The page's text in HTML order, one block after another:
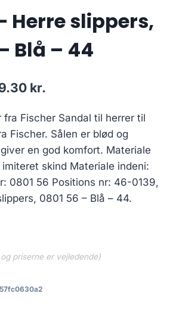
Herre slippers,
Blå – 44
kr..
kr.
pris
er:
279.30 kr..
fra Fischer Sandal til herrer til
Fischer. Sålen er blød og
en god komfort. Materiale
skind Materiale indeni:
0801 56 Positions nr: 46-0139,
0801 56 – Blå – 44.
priserne er vejledende)